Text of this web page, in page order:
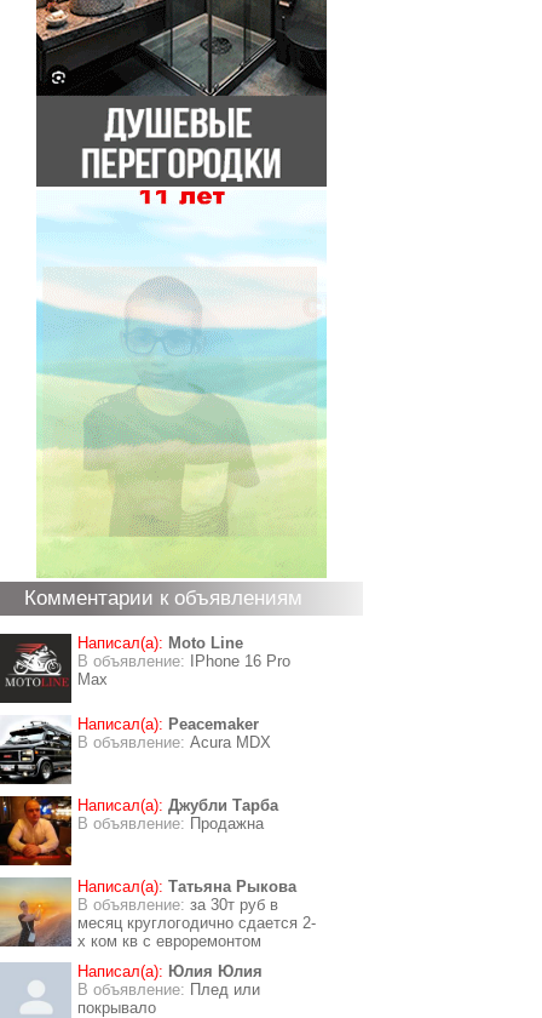
Комментарии к объявлениям
Написал(а): Moto Line
В объявление:
IPhone 16 Pro
Max
Написал(а): Peacemaker
В объявление: Acura MDX
Написал(а): Джубли Тарба
В объявление: Продажна
Написал(а): Татьяна Рыкова
В объявление: за 30т руб в
месяц круглогодично сдается 2-
х ком кв с евроремонтом
Написал(а): Юлия Юлия
В объявление: Плед или
покрывало